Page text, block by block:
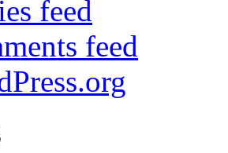
feed
feed